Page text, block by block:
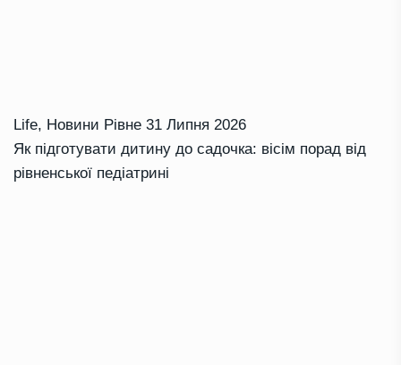
Life, Новини Рівне 31 Липня 2026
Як підготувати дитину до садочка: вісім порад від
рівненської педіатрині